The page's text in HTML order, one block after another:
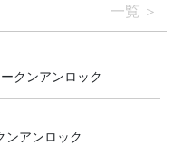
一覧
クンアンロック
ンアンロック